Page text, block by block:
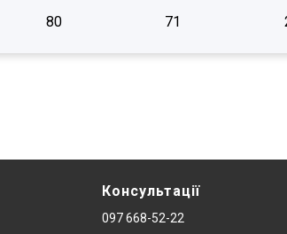
80 71
Консультації
097 668-52-22